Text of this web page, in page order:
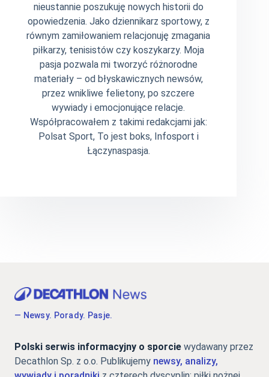
nieustannie poszukuję nowych historii do
opowiedzenia. Jako dziennikarz sportowy, z
równym zamiłowaniem relacjonuję zmagania
piłkarzy, tenisistów czy koszykarzy. Moja
pasja pozwala mi tworzyć różnorodne
materiały – od błyskawicznych newsów,
przez wnikliwe felietony, po szczere
wywiady i emocjonujące relacje.
Współpracowałem z takimi redakcjami jak:
Polsat Sport, To jest boks, Infosport i
Łączynaspasja.
— Newsy. Porady. Pasje.
Polski serwis informacyjny o sporcie wydawany przez
Decathlon Sp. z o.o. Publikujemy newsy, analizy,